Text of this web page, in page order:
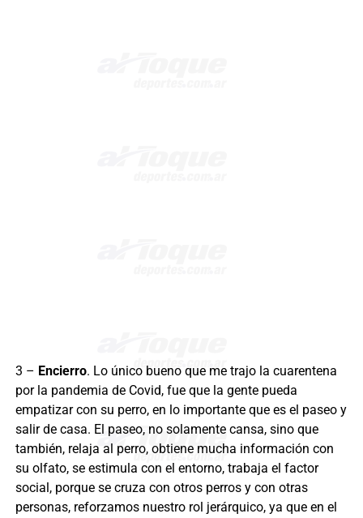
3 – Encierro. Lo único bueno que me trajo la cuarentena
por la pandemia de Covid, fue que la gente pueda
empatizar con su perro, en lo importante que es el paseo y
salir de casa. El paseo, no solamente cansa, sino que
también, relaja al perro, obtiene mucha información con
su olfato, se estimula con el entorno, trabaja el factor
social, porque se cruza con otros perros y con otras
personas, reforzamos nuestro rol jerárquico, ya que en el